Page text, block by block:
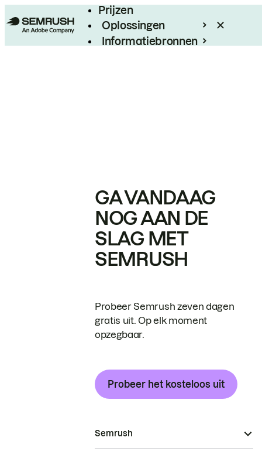
Prijzen
Oplossingen
Informatiebronnen
GA VANDAAG
NOG AAN DE
SLAG MET
SEMRUSH
Probeer Semrush zeven dagen
gratis uit. Op elk moment
opzegbaar.
Probeer het kosteloos uit
Semrush